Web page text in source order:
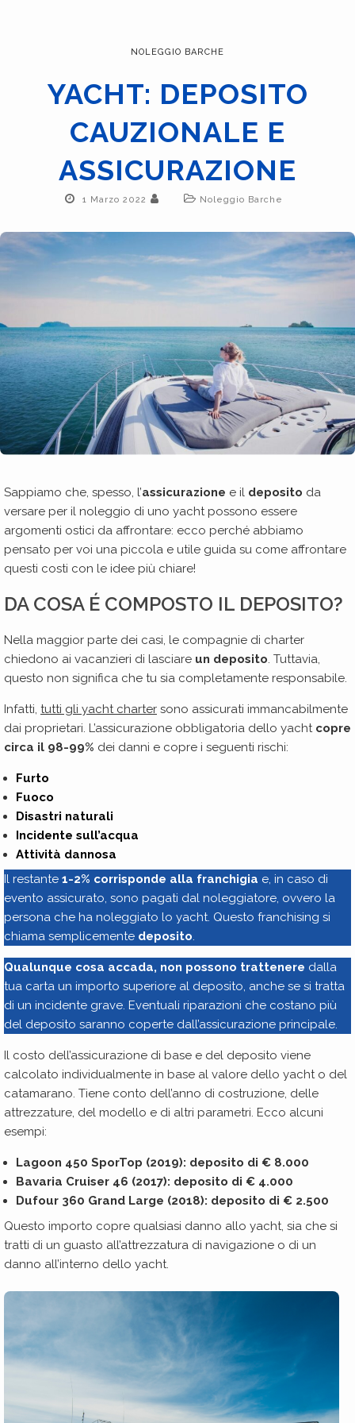
NOLEGGIO BARCHE
YACHT: DEPOSITO
CAUZIONALE E
ASSICURAZIONE
1 Marzo 2022 Noleggio Barche
Sappiamo che, spesso, l’assicurazione e il deposito da
versare per il noleggio di uno yacht possono essere
argomenti ostici da affrontare: ecco perché abbiamo
pensato per voi una piccola e utile guida su come affrontare
questi costi con le idee più chiare!
DA COSA É COMPOSTO IL DEPOSITO?
Nella maggior parte dei casi, le compagnie di charter
chiedono ai vacanzieri di lasciare un deposito . Tuttavia,
questo non significa che tu sia completamente responsabile.
Infatti, tutti gli yacht charter sono assicurati immancabilmente
dai proprietari. L’assicurazione obbligatoria dello yacht copre
circa il 98-99% dei danni e copre i seguenti rischi:
Furto
Fuoco
Disastri naturali
Incidente sull’acqua
Attività dannosa
Il restante 1-2% corrisponde alla franchigia e, in caso di
evento assicurato, sono pagati dal noleggiatore, ovvero la
persona che ha noleggiato lo yacht. Questo franchising si
chiama semplicemente deposito.
Qualunque cosa accada, non possono trattenere dalla
tua carta un importo superiore al deposito, anche se si tratta
di un incidente grave. Eventuali riparazioni che costano più
del deposito saranno coperte dall’assicurazione principale.
Il costo dell’assicurazione di base e del deposito viene
calcolato individualmente in base al valore dello yacht o del
catamarano. Tiene conto dell’anno di costruzione, delle
attrezzature, del modello e di altri parametri. Ecco alcuni
esempi:
Lagoon 450 SporTop (2019): deposito di € 8.000
Bavaria Cruiser 46 (2017): deposito di € 4.000
Dufour 360 Grand Large (2018): deposito di € 2.500
Questo importo copre qualsiasi danno allo yacht, sia che si
tratti di un guasto all’attrezzatura di navigazione o di un
danno all’interno dello yacht.